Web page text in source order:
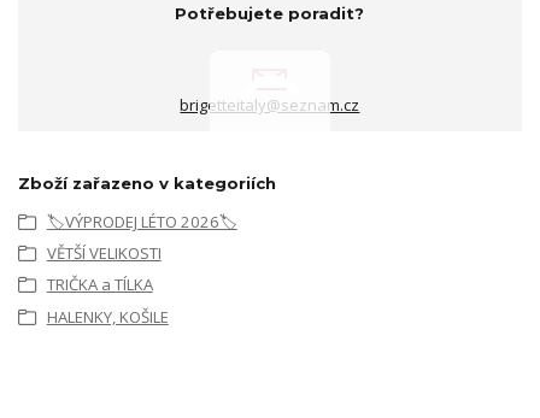
Potřebujete poradit?
brigetteitaly@seznam.cz
Zboží zařazeno v kategoriích
🏷️VÝPRODEJ LÉTO 2026🏷️
VĚTŠÍ VELIKOSTI
TRIČKA a TÍLKA
HALENKY, KOŠILE